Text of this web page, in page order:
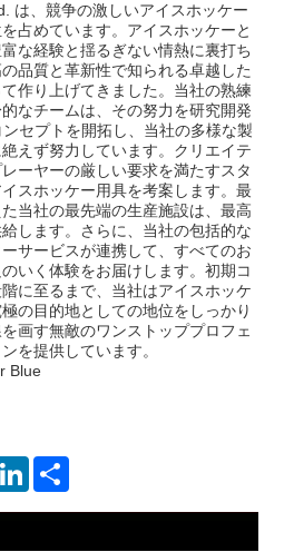
は、競争の激しいアイスホッケー
占めています。アイスホッケーと
な経験と揺るぎない情熱に裏打ち
品質と革新性で知られる卓越した
作り上げてきました。当社の熟練
なチームは、その努力を研究開発
セプトを開拓し、当社の多様な製
えず努力しています。クリエイテ
ーヤーの厳しい要求を満たすスタ
スホッケー用具を考案します。最
当社の最先端の生産施設は、最高
します。さらに、当社の包括的な
サービスが連携して、すべてのお
いく体験をお届けします。初期コ
に至るまで、当社はアイスホッケ
の目的地としての地位をしっかり
画す無敵のワンストッププロフェ
を提供しています。
Blue
LinkedIn